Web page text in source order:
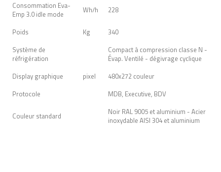
Consommation Eva-
Emp 3.0 idle mode
Wh/h 228
Poids Kg
340
Système de
réfrigération
Compact à compression classe N -
Évap. Ventilé - dégivrage cyclique
Display graphique
pixel
480x272 couleur
Protocole
MDB, Executive, BDV
Couleur standard
Noir RAL 9005 et aluminium - Acier
inoxydable AISI 304 et aluminium